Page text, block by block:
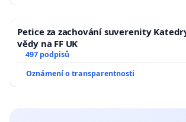
Petice za zachování suverenity
vědy na FF UK
497 podpisů
Oznámení o transparentnosti